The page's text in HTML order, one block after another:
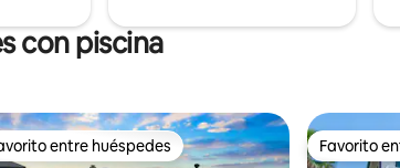
con piscina
entre huéspedes
entre huéspedes Favorito
Favorito